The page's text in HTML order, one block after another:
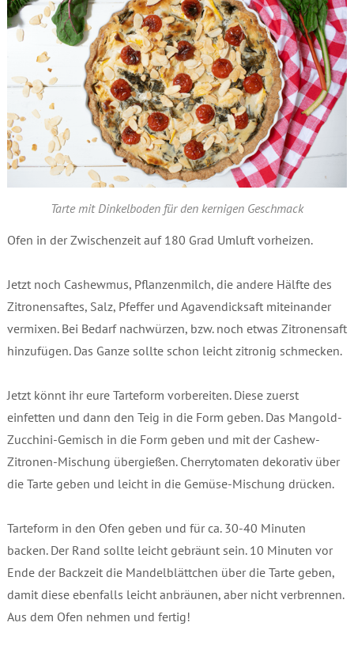
Tarte mit Dinkelboden für den kernigen Geschmack
Ofen in der Zwischenzeit auf 180 Grad Umluft vorheizen.
Jetzt noch Cashewmus, Pflanzenmilch, die andere Hälfte des
Zitronensaftes, Salz, Pfeffer und Agavendicksaft miteinander
vermixen. Bei Bedarf nachwürzen, bzw. noch etwas Zitronensaft
hinzufügen. Das Ganze sollte schon leicht zitronig schmecken.
Jetzt könnt ihr eure Tarteform vorbereiten. Diese zuerst
einfetten und dann den Teig in die Form geben. Das Mangold-
Zucchini-Gemisch in die Form geben und mit der Cashew-
Zitronen-Mischung übergießen. Cherrytomaten dekorativ über
die Tarte geben und leicht in die Gemüse-Mischung drücken.
Tarteform in den Ofen geben und für ca. 30-40 Minuten
backen. Der Rand sollte leicht gebräunt sein. 10 Minuten vor
Ende der Backzeit die Mandelblättchen über die Tarte geben,
damit diese ebenfalls leicht anbräunen, aber nicht verbrennen.
Aus dem Ofen nehmen und fertig!